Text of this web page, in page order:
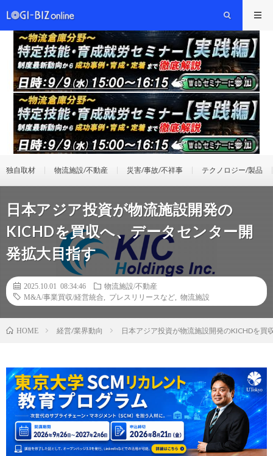
独自取材 物流施設/不動産 災害/事故/不祥事 テクノロジー/製品
日本アジア投資が物流施設開発の
KICHDを買収へ、データセンター開
発拡大目指す
2025.10.01 08:34:46
物流施設/不動産
M&A/事業買収/経営統合
プレスリリースなど 物流施設
HOME 経営/業界動向 日本アジア投資が物流施設開発のKICHDを買